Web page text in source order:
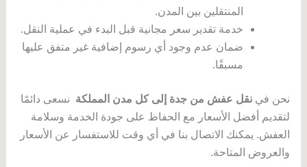
المنتقلين بين المدن.
خدمة تقدير سعر مجانية قبل البدء في عملية النقل.
ضمان عدم وجود أي رسوم إضافية غير متفق عليها
مسبقًا.
نحن في نقل عفش من جدة إلى كل مدن المملكة نسعى دائمًا
لتقديم أفضل الأسعار مع الحفاظ على جودة الخدمة وسلامة
العفش. يمكنك الاتصال بنا في أي وقت للاستفسار عن الأسعار
والعروض المتاحة.